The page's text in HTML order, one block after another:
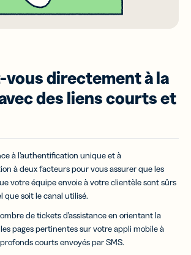
vous directement à la
des liens courts et
à l’authentification unique et à
à deux facteurs pour vous assurer que les
votre équipe envoie à votre clientèle sont sûrs
que soit le canal utilisé.
de tickets d’assistance en orientant la
pages pertinentes sur votre appli mobile à
profonds courts envoyés par SMS.